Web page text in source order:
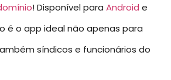
! Disponível para Android e
é o app ideal não apenas para
síndicos e funcionários do